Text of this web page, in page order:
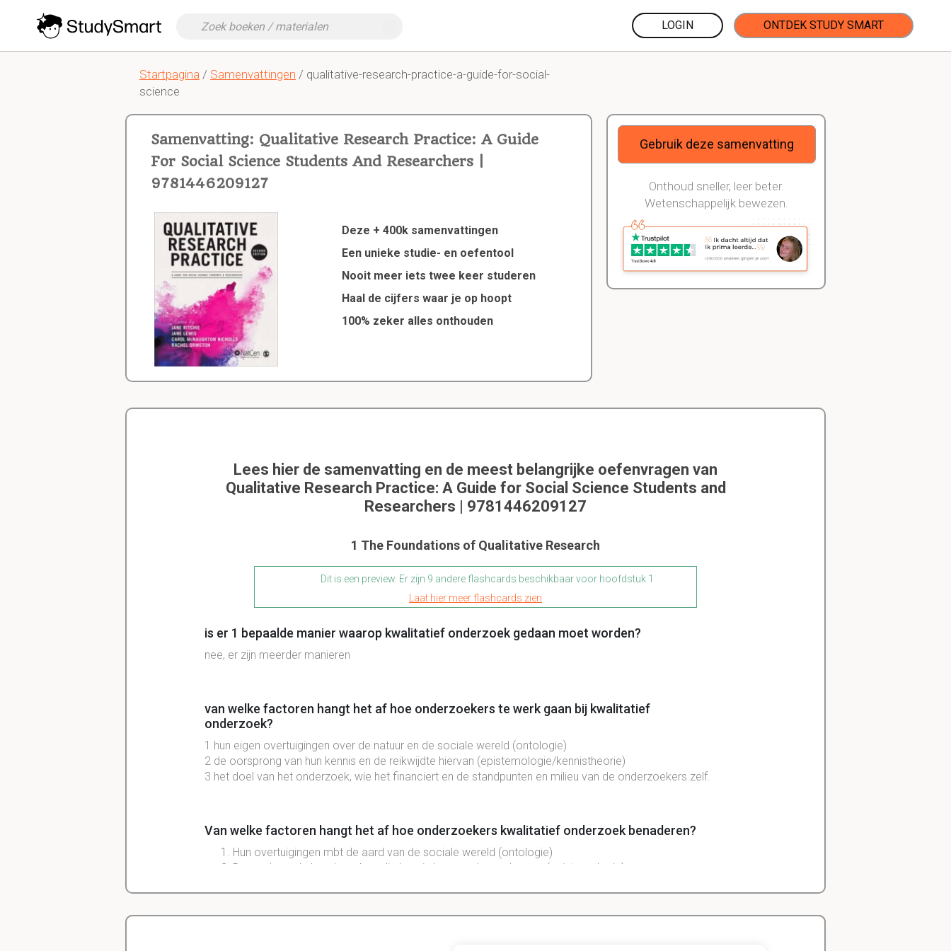
LOGIN ONTDEK STUDY SMART
Startpagina / Samenvattingen / qualitative-research-practice-a-guide-for-social-
science
Samenvatting: Qualitative Research Practice: A Guide
For Social Science Students And Researchers |
9781446209127
Deze + 400k samenvattingen
Een unieke studie- en oefentool
Nooit meer iets twee keer studeren
Haal de cijfers waar je op hoopt
100% zeker alles onthouden
Gebruik deze samenvatting
Onthoud sneller, leer beter.
Wetenschappelijk bewezen.
Lees hier de samenvatting en de meest belangrijke oefenvragen van
Qualitative Research Practice: A Guide for Social Science Students and
Researchers | 9781446209127
1 The Foundations of Qualitative Research
Dit is een preview. Er zijn 9 andere flashcards beschikbaar voor hoofdstuk 1
Laat hier meer flashcards zien
is er 1 bepaalde manier waarop kwalitatief onderzoek gedaan moet worden?
nee, er zijn meerder manieren
van welke factoren hangt het af hoe onderzoekers te werk gaan bij kwalitatief
onderzoek?
1 hun eigen overtuigingen over de natuur en de sociale wereld (ontologie)
2 de oorsprong van hun kennis en de reikwijdte hiervan (epistemologie/kennistheorie)
3 het doel van het onderzoek, wie het financiert en de standpunten en milieu van de onderzoekers zelf.
Van welke factoren hangt het af hoe onderzoekers kwalitatief onderzoek benaderen?
Hun overtuigingen mbt de aard van de sociale wereld (ontologie)
De aard van de kennis en hoe die kennis kan worden verkregen (epistemologie)